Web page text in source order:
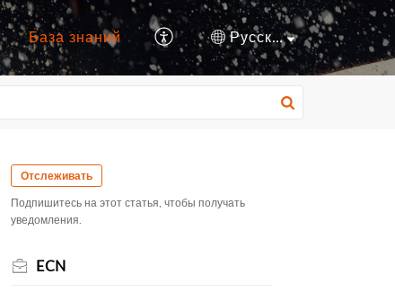
База знаний Русский
Отслеживать
Подпишитесь на этот статья, чтобы получать
уведомления.
ECN